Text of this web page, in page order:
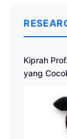
Kiprah
yang